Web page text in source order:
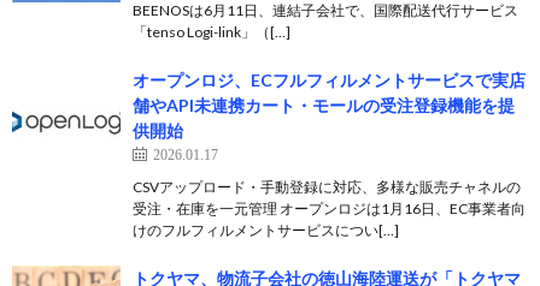
BEENOSは6月11日、連結子会社で、国際配送代行サービス
「tenso Logi-link」（[…]
オープンロジ、ECフルフィルメントサービスで実店
舗やAPI未連携カート・モールの受注登録機能を提
供開始
2026.01.17
CSVアップロード・手動登録に対応、多様な販売チャネルの
受注・在庫を一元管理 オープンロジは1月16日、EC事業者向
けのフルフィルメントサービスについ[…]
トクヤマ、物流子会社の徳山海陸運送が「トクヤマ